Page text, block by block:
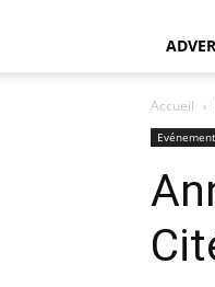
Accueil